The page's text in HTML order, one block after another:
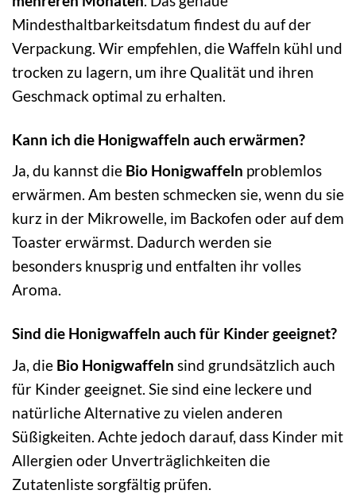
Mindesthaltbarkeitsdatum findest du auf der
Verpackung. Wir empfehlen, die Waffeln kühl und
trocken zu lagern, um ihre Qualität und ihren
Geschmack optimal zu erhalten.
Kann ich die Honigwaffeln auch erwärmen?
Ja, du kannst die Bio Honigwaffeln problemlos
erwärmen. Am besten schmecken sie, wenn du sie
kurz in der Mikrowelle, im Backofen oder auf dem
Toaster erwärmst. Dadurch werden sie
besonders knusprig und entfalten ihr volles
Aroma.
Sind die Honigwaffeln auch für Kinder geeignet?
Ja, die Bio Honigwaffeln sind grundsätzlich auch
für Kinder geeignet. Sie sind eine leckere und
natürliche Alternative zu vielen anderen
Süßigkeiten. Achte jedoch darauf, dass Kinder mit
Allergien oder Unverträglichkeiten die
Zutatenliste sorgfältig prüfen.